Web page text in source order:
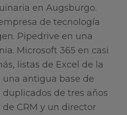
en Augsburgo.
de tecnología
Pipedrive en una
Microsoft 365 en casi
listas de Excel de la
una antigua base de
de tres años
CRM y un director